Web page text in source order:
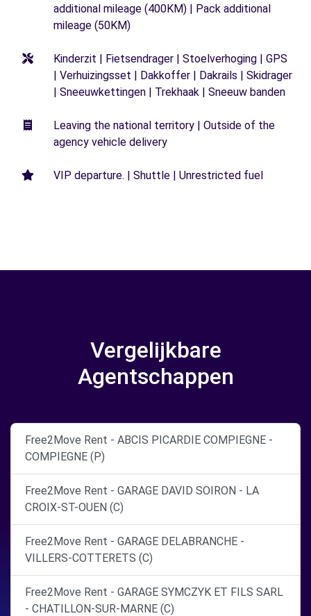
additional mileage (400KM) | Pack additional
mileage (50KM)
Kinderzit | Fietsendrager | Stoelverhoging | GPS
| Verhuizingsset | Dakkoffer | Dakrails | Skidrager
| Sneeuwkettingen | Trekhaak | Sneeuw banden
Leaving the national territory | Outside of the
agency vehicle delivery
VIP departure. | Shuttle | Unrestricted fuel
Vergelijkbare
Agentschappen
Free2Move Rent - ABCIS PICARDIE COMPIEGNE -
COMPIEGNE (P)
Free2Move Rent - GARAGE DAVID SOIRON - LA
CROIX-ST-OUEN (C)
Free2Move Rent - GARAGE DELABRANCHE -
VILLERS-COTTERETS (C)
Free2Move Rent - GARAGE SYMCZYK ET FILS SARL
- CHATILLON-SUR-MARNE (C)